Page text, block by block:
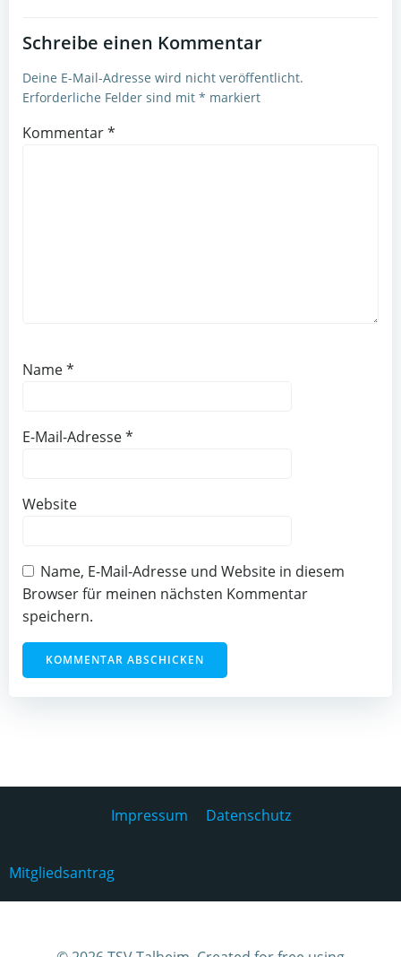
Schreibe einen Kommentar
Deine E-Mail-Adresse wird nicht veröffentlicht.
Erforderliche Felder sind mit * markiert
Kommentar*
Name*
E-Mail-Adresse*
Website
Name, E-Mail-Adresse und Website in diesem
Browser für meinen nächsten Kommentar
speichern.
Impressum Datenschutz
Mitgliedsantrag